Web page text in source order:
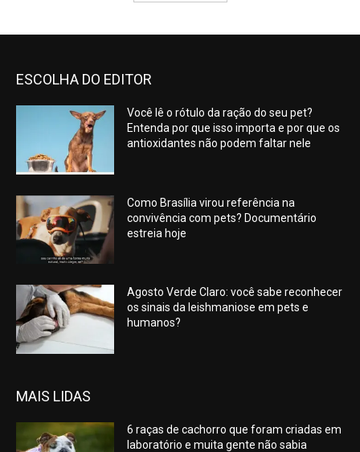
ESCOLHA DO EDITOR
Você lê o rótulo da ração do seu pet?
Entenda por que isso importa e por que os
antioxidantes não podem faltar nele
Como Brasília virou referência na
convivência com pets? Documentário
estreia hoje
Agosto Verde Claro: você sabe reconhecer
os sinais da leishmaniose em pets e
humanos?
MAIS LIDAS
6 raças de cachorro que foram criadas em
laboratório e muita gente não sabia